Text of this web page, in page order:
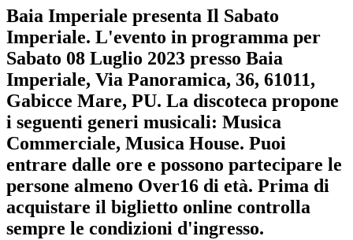
Baia Imperiale presenta Il Sabato
Imperiale. L'evento in programma per
Sabato 08 Luglio 2023 presso Baia
Imperiale, Via Panoramica, 36, 61011,
Gabicce Mare, PU. La discoteca propone
i seguenti generi musicali: Musica
Commerciale, Musica House. Puoi
entrare dalle ore e possono partecipare le
persone almeno Over16 di età. Prima di
acquistare il biglietto online controlla
sempre le condizioni d'ingresso.